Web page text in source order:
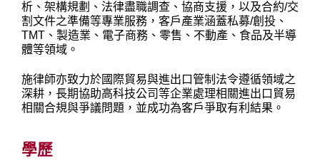
析、架構規劃、法律盡職調查、協商支援，以及合約/交
割文件之準備等專業服務，客戶產業涵蓋私募/創投、
TMT 、製造業、電子商務、零售、不動產、食品及半導
體等領域。
施律師亦致力於國際貿易與進出口管制法令遵循領域之
深耕，長期協助高科技公司等企業處理相關進出口貿易
相關合規與爭議問題，並成功為客戶爭取有利結果。
學歷